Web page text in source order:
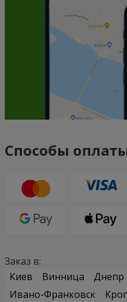
Способы
Заказ в:
Киев
Винница Днепр
Ивано-Франковск